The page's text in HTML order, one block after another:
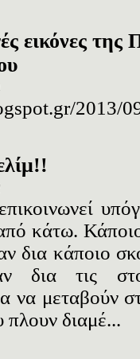
εικόνες της
2013/
κάτω.
δια κάποιο
δια τις
να μεταβούν
πλουν διαμέ...